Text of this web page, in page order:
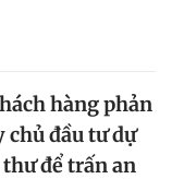
hàng phản
đầu tư dự
để trấn an